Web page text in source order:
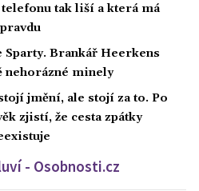
tak liší a která má
pravdu
Sparty. Brankář Heerkens
nehorázné minely
jmění, ale stojí za to. Po
zjistí, že cesta zpátky
- Osobnosti.cz